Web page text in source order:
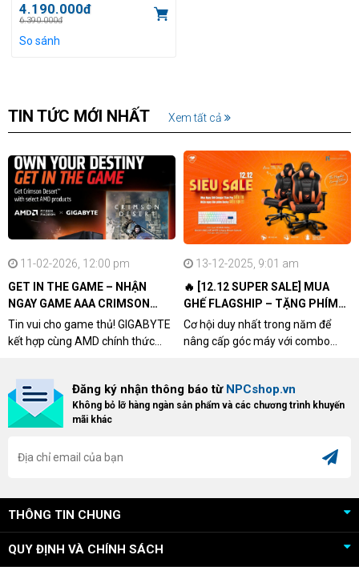
4.190.000đ
6.390.000đ
So sánh
TIN TỨC MỚI NHẤT Xem tất cả
11-02-2026, 12:00 pm
GET IN THE GAME – NHẬN
NGAY GAME AAA CRIMSON
DESERT CÙNG GIGABYTE &
AMD
Tin vui cho game thủ! GIGABYTE
kết hợp cùng AMD chính thức
khách hàng sở hữu VGA Radeon
RX 9070 / RX 9070 XT.
13-12-2025, 9:01 am
🔥 [12.12 SUPER SALE] MUA
GHẾ FLAGSHIP – TẶNG PHÍM
CƠ XỊN
Cơ hội duy nhất trong năm để
nâng cấp góc máy với combo
dòng ghế Gaming cao cấp nhất,
bạn sẽ nhận ngay quà tặng trị giá
Đăng ký nhận thông báo từ NPCshop.vn
Không bỏ lỡ hàng ngàn sản phẩm và các chương trình khuyến
mãi khác
THÔNG TIN CHUNG
QUY ĐỊNH VÀ CHÍNH SÁCH